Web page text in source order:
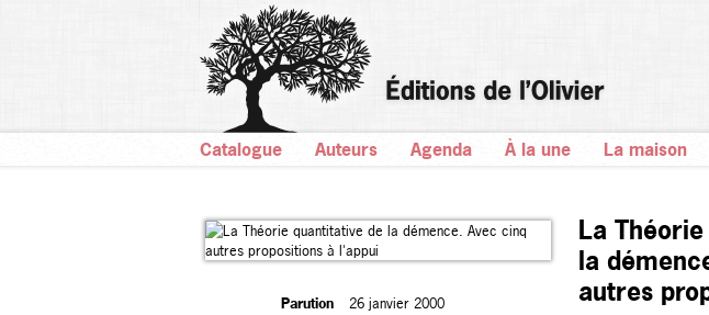
Catalogue Auteurs Agenda À la une La maison
Parution
26 janvier 2000
La
la
autres